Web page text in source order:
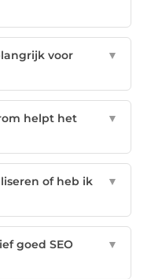
voor
▼
helpt het
▼
of heb ik
▼
goed SEO
▼